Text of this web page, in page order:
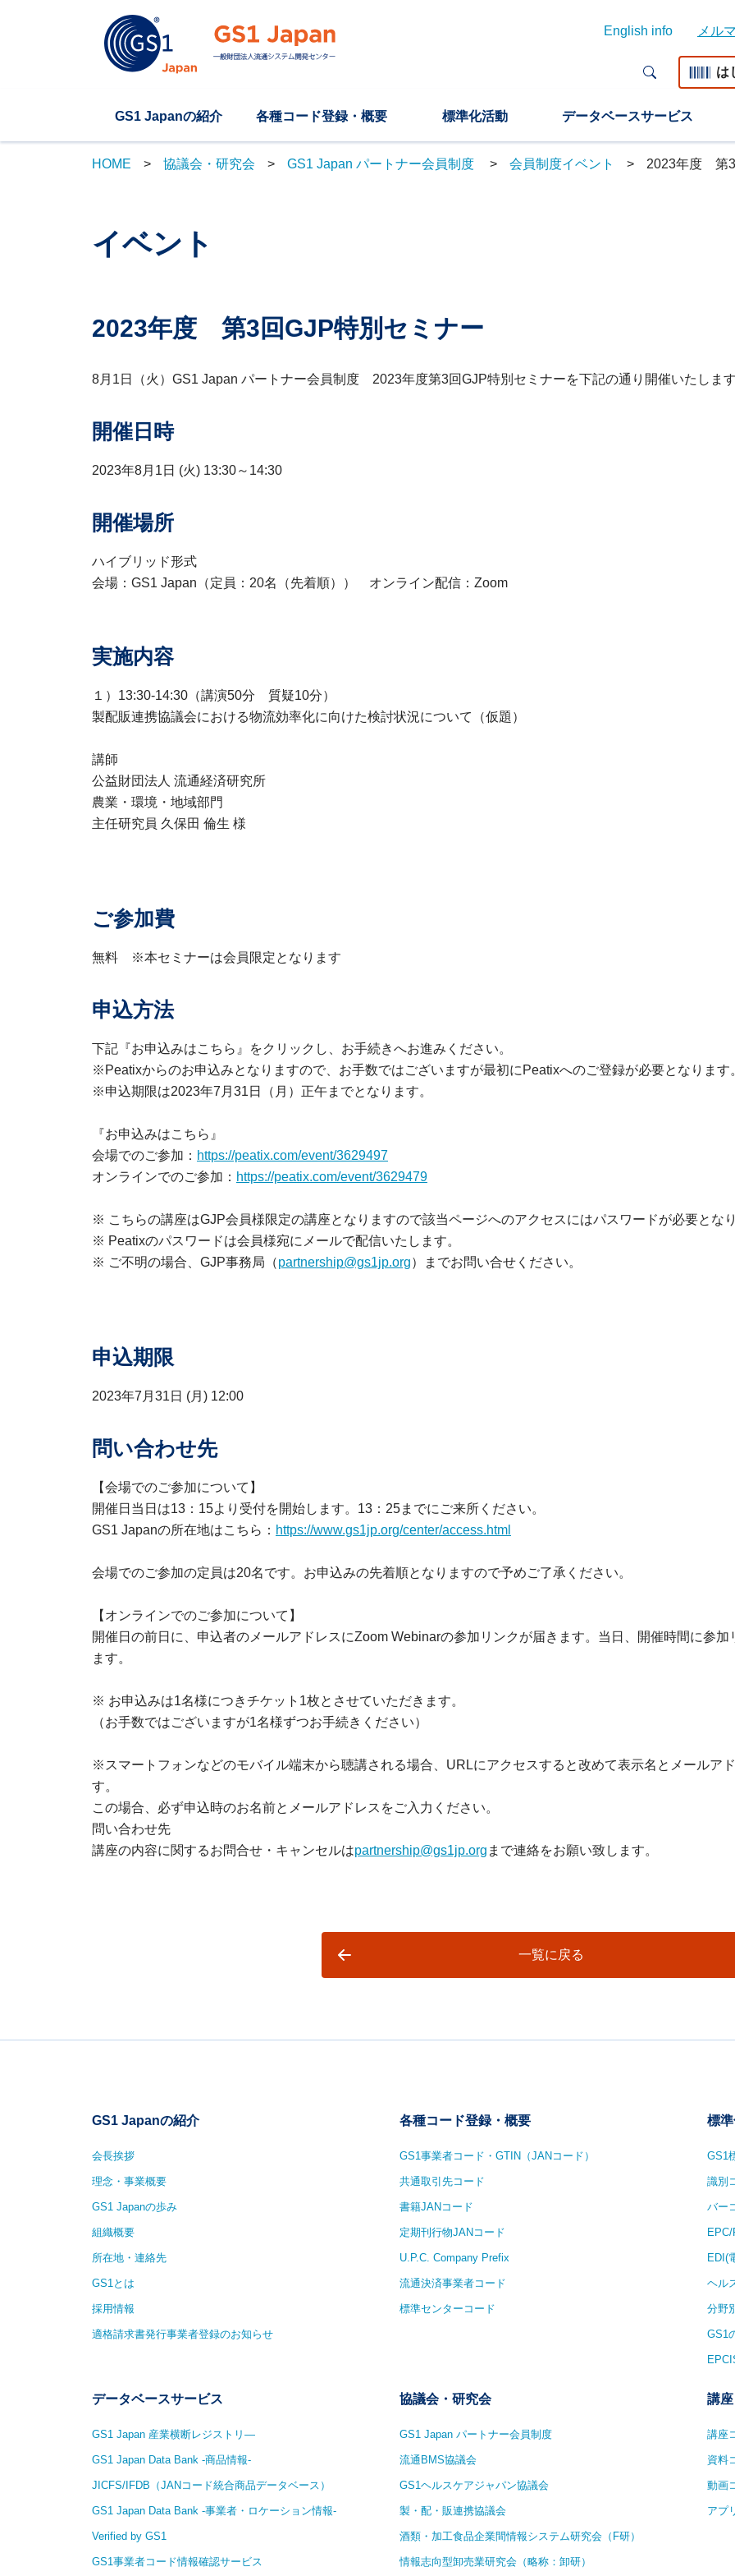
English info メル
は
GS1 Japanの紹介 各種コード登録・概要 標準化活動 データベースサービス
HOME 協議会・研究会 GS1 Japan パートナー会員制度 会員制度イベント 2023年度 第3
イベント
2023年度 第3回GJP特別セミナー
8月1日（火）GS1 Japan パートナー会員制度 2023年度第3回GJP特別セミナーを下記の通り開催いたしま
開催日時
2023年8月1日 (火) 13:30～14:30
開催場所
ハイブリッド形式
会場：GS1 Japan（定員：20名（先着順）） オンライン配信：Zoom
実施内容
１）13:30-14:30（講演50分 質疑10分）
製配販連携協議会における物流効率化に向けた検討状況について（仮題）
講師
公益財団法人 流通経済研究所
農業・環境・地域部門
主任研究員 久保田 倫生 様
ご参加費
無料 ※本セミナーは会員限定となります
申込方法
下記『お申込みはこちら』をクリックし、お手続きへお進みください。
※Peatixからのお申込みとなりますので、お手数ではございますが最初にPeatixへのご登録が必要となります
※申込期限は2023年7月31日（月）正午までとなります。
『お申込みはこちら』
会場でのご参加： https://peatix.com/event/3629497
オンラインでのご参加： https://peatix.com/event/3629479
※ こちらの講座はGJP会員様限定の講座となりますので該当ページへのアクセスにはパスワードが必要とな
※ Peatixのパスワードは会員様宛にメールで配信いたします。
※ ご不明の場合、GJP事務局（partnership@gs1jp.org）までお問い合せください。
申込期限
2023年7月31日 (月) 12:00
問い合わせ先
【会場でのご参加について】
開催日当日は13：15より受付を開始します。13：25までにご来所ください。
GS1 Japanの所在地はこちら： https://www.gs1jp.org/center/access.html
会場でのご参加の定員は20名です。お申込みの先着順となりますので予めご了承ください。
【オンラインでのご参加について】
開催日の前日に、申込者のメールアドレスにZoom Webinarの参加リンクが届きます。当日、開催時間に参
ます。
※ お申込みは1名様につきチケット1枚とさせていただきます。
（お手数ではございますが1名様ずつお手続きください）
※スマートフォンなどのモバイル端末から聴講される場合、URLにアクセスすると改めて表示名とメールア
す。
この場合、必ず申込時のお名前とメールアドレスをご入力ください。
問い合わせ先
講座の内容に関するお問合せ・キャンセルはpartnership@gs1jp.org まで連絡をお願い致します。
一覧に戻る
GS1 Japanの紹介
会長挨拶
理念・事業概要
GS1 Japanの歩み
組織概要
所在地・連絡先
GS1とは
採用情報
適格請求書発行事業者登録のお知らせ
各種コード登録・概要
GS1事業者コード・GTIN（JANコード）
共通取引先コード
書籍JANコード
定期刊行物JANコード
U.P.C. Company Prefix
流通決済事業者コード
標準センターコード
標
GS1
識別
バー
EDI(
ヘル
分野
GS1
データベースサービス
GS1 Japan 産業横断レジストリ—
GS1 Japan Data Bank -商品情報-
JICFS/IFDB（JANコード統合商品データベース）
GS1 Japan Data Bank -事業者・ロケーション情報-
Verified by GS1
GS1事業者コード情報確認サービス
協議会・研究会
GS1 Japan パートナー会員制度
流通BMS協議会
GS1ヘルスケアジャパン協議会
製・配・販連携協議会
酒類・加工食品企業間情報システム研究会（F研）
情報志向型卸売業研究会（略称：卸研）
講
講座
資料
動画
アプ